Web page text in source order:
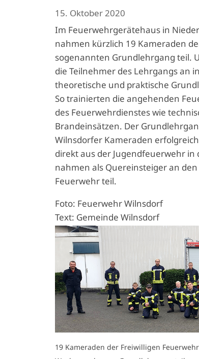
15. Oktober 2020
Im Feuerwehrgerätehaus in
nahmen kürzlich 19 Kameraden
sogenannten Grundlehrgang teil.
die Teilnehmer des Lehrgangs an
theoretische und praktische
So trainierten die angehenden
des Feuerwehrdienstes wie
Brandeinsätzen. Der
Wilnsdorfer Kameraden
direkt aus der Jugendfeuerwehr
nahmen als Quereinsteiger an
Feuerwehr teil.
Foto: Feuerwehr Wilnsdorf
Text: Gemeinde Wilnsdorf
19 Kameraden der Freiwilligen